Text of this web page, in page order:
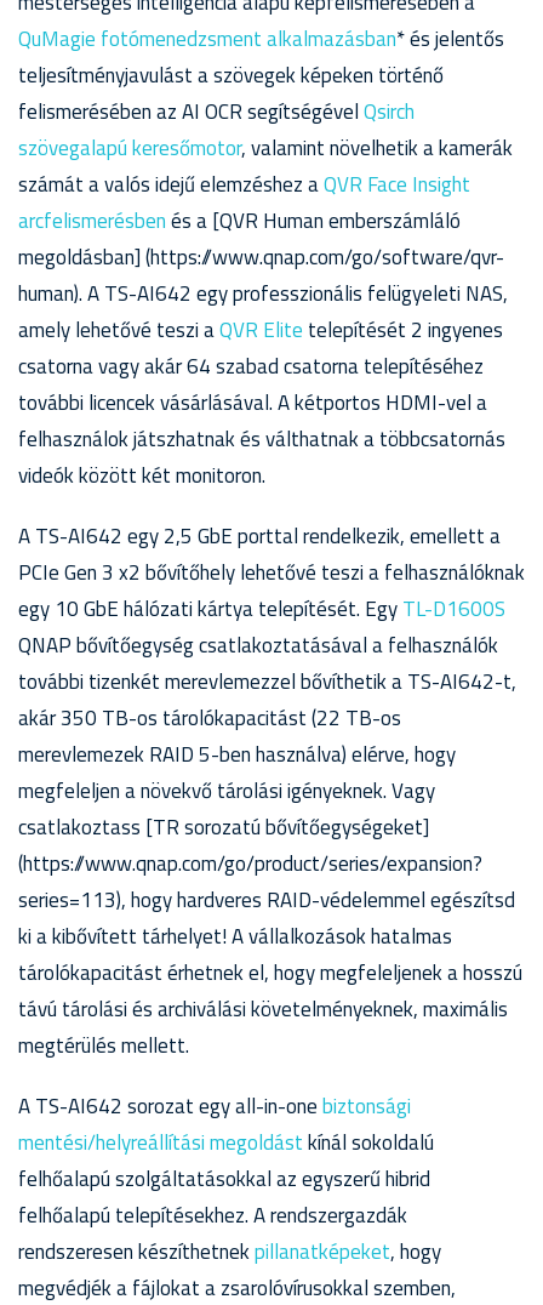
QuMagie fotómenedzsment alkalmazásban* és jelentős
teljesítményjavulást a szövegek képeken történő
felismerésében az AI OCR segítségévelQsirch
szövegalapú keresőmotor, valamint növelhetik a kamerák
számát a valós idejű elemzéshez aQVR Face Insight
arcfelismerésbenés a [QVR Human emberszámláló
megoldásban] (https://www.qnap.com/go/software/qvr-
human). A TS-AI642 egy professzionális felügyeleti NAS,
amely lehetővé teszi aQVR Elite telepítését 2 ingyenes
csatorna vagy akár 64 szabad csatorna telepítéséhez
további licencek vásárlásával. A kétportos HDMI-vel a
felhasználok játszhatnak és válthatnak a többcsatornás
videók között két monitoron.
A TS-AI642 egy 2,5 GbE porttal rendelkezik, emellett a
PCIe Gen 3 x2 bővítőhely lehetővé teszi a felhasználóknak
egy 10 GbE hálózati kártya telepítését. EgyTL-D1600S
QNAP bővítőegység csatlakoztatásával a felhasználók
további tizenkét merevlemezzel bővíthetik a TS-AI642-t,
akár 350 TB-os tárolókapacitást (22 TB-os
merevlemezek RAID 5-ben használva) elérve, hogy
megfeleljen a növekvő tárolási igényeknek. Vagy
csatlakoztass [TR sorozatú bővítőegységeket]
(https://www.qnap.com/go/product/series/expansion?
series=113), hogy hardveres RAID-védelemmel egészítsd
ki a kibővített tárhelyet! A vállalkozások hatalmas
tárolókapacitást érhetnek el, hogy megfeleljenek a hosszú
távú tárolási és archiválási követelményeknek, maximális
megtérülés mellett.
A TS-AI642 sorozat egy all-in-onebiztonsági
mentési/helyreállítási megoldástkínál sokoldalú
felhőalapú szolgáltatásokkal az egyszerű hibrid
felhőalapú telepítésekhez. A rendszergazdák
rendszeresen készíthetnekpillanatképeket, hogy
megvédjék a fájlokat a zsarolóvírusokkal szemben,